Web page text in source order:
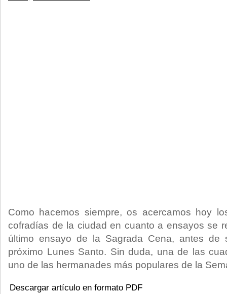
Como hacemos siempre, os acercamos hoy
cofradías de la ciudad en cuanto a ensayos se
último ensayo de la Sagrada Cena, antes de
próximo Lunes Santo. Sin duda, una de las
uno de las hermanades más populares de la
Descargar artículo en formato PDF